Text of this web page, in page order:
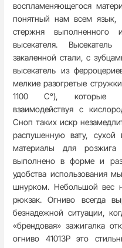
воспламеняющегося
понятный нам всем язык,
стержня выполненного
высекателя.
закаленной стали, с
высекатель из
мелкие разогретые
1100 С°), которые
взаимодействуя с
Сноп таких искр
распушенную вату,
материалы для
выполнено в форме и
удобства использования
шнурком. Небольшой вес
рюкзак. Огниво всегда
безнадежной ситуации,
«брендовая» зажигалка
огниво 41013P это